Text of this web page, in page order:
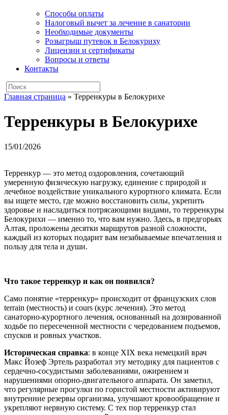
Способы оплаты
Налоговый вычет за лечение в санатории
Необходимые документы
Розыгрыш путевок в Белокуриху
Лицензии и сертификаты
Вопросы и ответы
Контакты
Главная страница » Терренкуры в Белокурихе
Терренкуры в Белокурихе
15/01/2026
Терренкур — это метод оздоровления, сочетающий
умеренную физическую нагрузку, единение с природой и
лечебное воздействие уникального курортного климата. Если
вы ищете место, где можно восстановить силы, укрепить
здоровье и насладиться потрясающими видами, то терренкуры
Белокурихи — именно то, что вам нужно. Здесь, в предгорьях
Алтая, проложены десятки маршрутов разной сложности,
каждый из которых подарит вам незабываемые впечатления и
пользу для тела и души.
Что такое терренкур и как он появился?
Само понятие «терренкур» происходит от французских слов
terrain (местность) и cours (курс лечения). Это метод
санаторно-курортного лечения, основанный на дозированной
ходьбе по пересеченной местности с чередованием подъемов,
спусков и ровных участков.
Историческая справка: в конце XIX века немецкий врач
Макс Йозеф Эртель разработал эту методику для пациентов с
сердечно-сосудистыми заболеваниями, ожирением и
нарушениями опорно-двигательного аппарата. Он заметил,
что регулярные прогулки по гористой местности активируют
внутренние резервы организма, улучшают кровообращение и
укрепляют нервную систему. С тех пор терренкур стал